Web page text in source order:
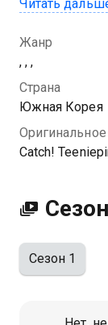
разными
Читать
Жанр
, , ,
Страна
Южная Корея
Catch!
Сезон 1